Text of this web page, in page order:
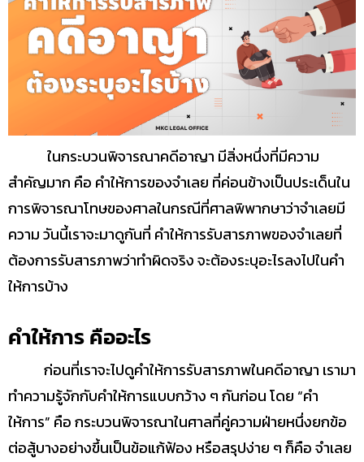
ในกระบวนพิจารณาคดีอาญา มีสิ่งหนึ่งที่มีความ
สำคัญมาก คือ คำให้การของจำเลย ที่ค่อนข้างเป็นประเด็นใน
การพิจารณาโทษของศาลในกรณีที่ศาลพิพากษาว่าจำเลยมี
ความ วันนี้เราจะมาดูกันที่ คำให้การรับสารภาพของจำเลยที่
ต้องการรับสารภาพว่าทำผิดจริง จะต้องระบุอะไรลงไปในคำ
ให้การบ้าง
คำให้การ คืออะไร
ก่อนที่เราจะไปดูคำให้การรับสารภาพในคดีอาญา เรามา
ทำความรู้จักกับคำให้การแบบกว้าง ๆ กันก่อน โดย “คำ
ให้การ” คือ กระบวนพิจารณาในศาลที่คู่ความฝ่ายหนึ่งยกข้อ
ต่อสู้บางอย่างขึ้นเป็นข้อแก้ฟ้อง หรือสรุปง่าย ๆ ก็คือ จำเลย